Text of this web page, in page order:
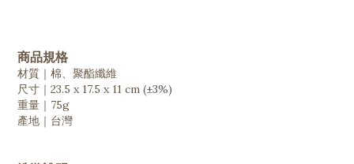
商品規格
材質｜棉、聚酯纖維
尺寸｜23.5 x 17.5 x 11 cm (±3%)
重量｜75g
產地｜台灣